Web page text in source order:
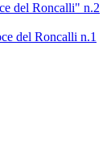
del Roncalli" n.2
del Roncalli n.1